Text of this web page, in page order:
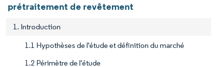
prétraitement de revêtement
1. Introduction
1.1 Hypothèses de l'étude et définition du marché
1.2 Périmètre de l'étude